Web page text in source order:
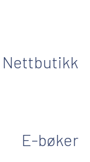
Nettbutikk
E-bøker